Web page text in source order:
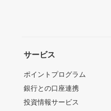
サービス
ポイントプログラム
銀行との口座連携
投資情報サービス